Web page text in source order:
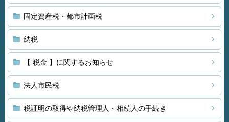
固定資産税・都市計画税
納税
【 税金 】に関するお知らせ
法人市民税
税証明の取得や納税管理人・相続人の手続き